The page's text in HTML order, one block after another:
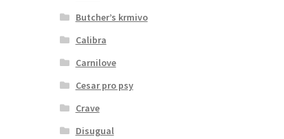
Butcher’s krmivo
Calibra
Carnilove
Cesar pro psy
Crave
Disugual